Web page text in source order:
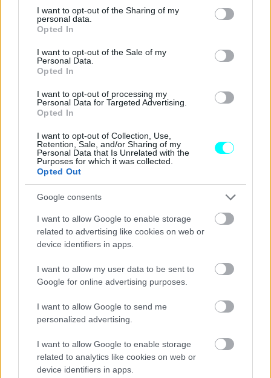
not limited to your visit or usage behaviour. You may click to
grant or deny consent to Google and its third-party tags to
use your data for below specified purposes in below Google
consent section.
I want to opt-out of the Sharing of my
personal data.
Opted In
I want to opt-out of the Sale of my
Personal Data.
Opted In
I want to opt-out of processing my
Personal Data for Targeted Advertising.
Opted In
I want to opt-out of Collection, Use,
Retention, Sale, and/or Sharing of my
Personal Data that Is Unrelated with the
Purposes for which it was collected.
Opted Out
Google consents
I want to allow Google to enable storage
related to advertising like cookies on web or
device identifiers in apps.
I want to allow my user data to be sent to
Google for online advertising purposes.
I want to allow Google to send me
personalized advertising.
I want to allow Google to enable storage
related to analytics like cookies on web or
device identifiers in apps.
Όπως και οι υπόλοιπες Bugatti, έτσι και αυτή η
Grand Sport Vitesseεφοδιάζεται με ένα
τετραπλά
υπερτροφοδοτούμενο W16 κινητήρα 8 λίτρων
1.183 ίππουςκαι1.500Nmροπής. Εντυπωσιακό γεγονός
είναι πως ένα αντίστοιχο μοντέλο είχε πετύχει το
2013
τελική ταχύτητα στις εγκαταστάσεις δοκιμών
Ehra
Lessien, 408,7 χλμ./ώρα.